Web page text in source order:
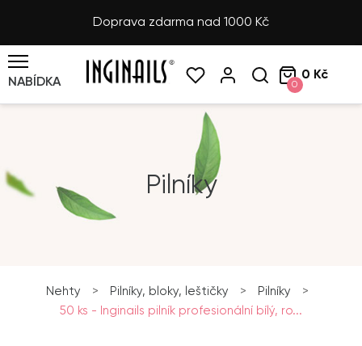
Doprava zdarma nad 1000 Kč
NABÍDKA 0
0 Kč
Pilníky
Nehty > Pilníky, bloky, leštičky > Pilníky
>
50 ks - Inginails pilník profesionální bílý, ro...